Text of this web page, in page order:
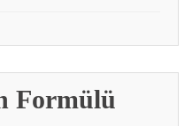
Formülü